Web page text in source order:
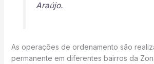
Araújo.
As operações de ordenamento são
permanente em diferentes bairros da